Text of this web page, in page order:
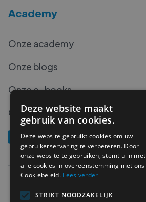
Academy
Onze academy
Onze blogs
Onze e-books
Onze podcasts
Deze website maakt
gebruik van cookies.
Deze website gebruikt cookies om uw
gebruikerservaring te verbeteren. Door
onze website te gebruiken, stemt u in met
alle cookies in overeenstemming met ons
Cookiebeleid. Lees verder
STRIKT NOODZAKELIJK